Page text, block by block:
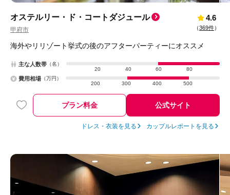
オステルリー・ド・コートダジュール
甲府市
4.6
（369件）
海外やリリゾート挙式の後のアフターパーティーにオススメ
主な人数帯 （名）
20
40 60 80
費用相場 （万円）
200
300 400 500
プラン料金 公式サイト
ドレス・衣装を見る カップルレポートを見る